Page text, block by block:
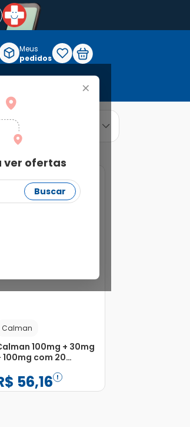
+
ver ofertas
Buscar
Meus
pedidos
ordenar por
Calman
100mg + 30mg
100mg com 20
56,16